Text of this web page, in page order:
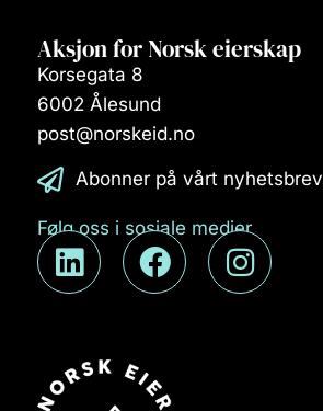
Aksjon for Norsk eierskap
Korsegata 8
6002 Ålesund
post@norskeid.no
Abonner på vårt nyhetsbrev
Følg oss i sosiale medier